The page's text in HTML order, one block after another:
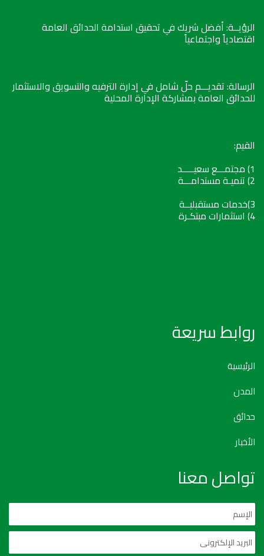
الرؤيــة: أفضل شريك في تحقيق استدامة الحدائق العامة
اقتصادياً واجتماعياً
الرسالة: تقديـــم حلّ شامل في إدارة الترفيه والتسويق والاستثمار
للحدائق العامة بمشاركة الإدارة المحلية
القيم:
1) مجتمـــع سعيـــــد
2) تنميـة مستدامـــة
3)خدمات مستقبليــة
4) استثمارات مبتكـرة
روابط سريعة
الرئيسية
المدن
حدائق
الأخبار
تواصل معنا